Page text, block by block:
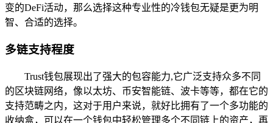
变的DeFi活动，那么选择这种专业性的冷钱包无疑是更为明
智、合适的选择。
多链支持程度
Trust钱包展现出了强大的包容能力,它广泛支持众多不同
的区块链网络，像以太坊、币安智能链、波卡等等，都在它的
支持范畴之内，这对于用户来说，就好比拥有了一个多功能的
收纳盒，可以在一个钱包中轻松管理多个不同链上的资产，再